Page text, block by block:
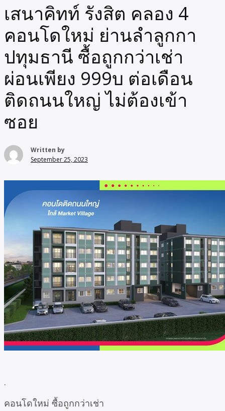
เสนาคิทท์ รังสิต คลอง 4
คอนโดใหม่ ย่านลำลูกกา
ปทุมธานี ซื้อถูกกว่าเช่า
ผ่อนเพียง 999บ ต่อเดือน
ติดถนนใหญ่ ไม่ต้องเข้า
ซอย
Written by
September 25, 2023
.
คอนโดใหม่ ซื้อถูกกว่าเช่า